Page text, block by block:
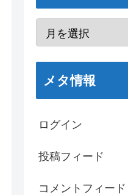
メタ情報
ログイン
投稿フィード
コメントフィード